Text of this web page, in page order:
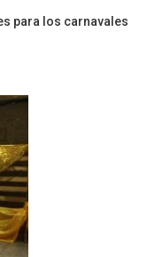
para los carnavales